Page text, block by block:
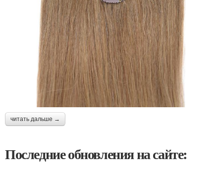
читать дальше →
Последние обновления на сайте: